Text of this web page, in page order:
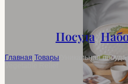
Посуда,
Главная Товары
Уникальная